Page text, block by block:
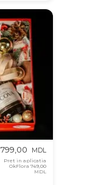
799,00 MDL
Pret in aplicatia
OkFlora749,00
MDL